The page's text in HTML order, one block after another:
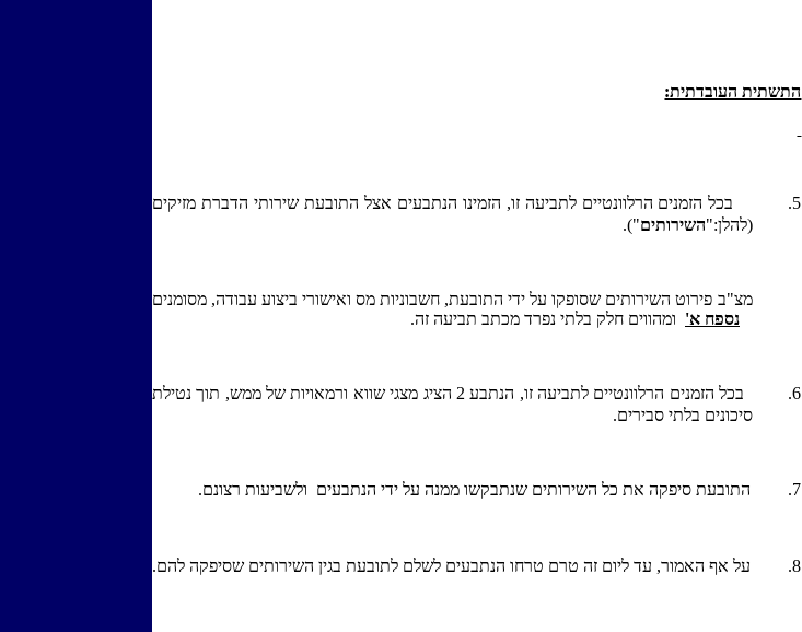
התשתית העובדתית:
5.
בכל הזמנים הרלוונטיים לתביעה זו, הזמינו הנתבעים אצל התובעת שירותי הדברת מזיקים
(להלן:"השירותים").
מצ"ב פירוט השירותים שסופקו על ידי התובעת, חשבוניות מס ואישורי ביצוע עבודה, מסומנים
נספח א' ומהווים חלק בלתי נפרד מכתב תביעה זה.
6.
בכל הזמנים הרלוונטיים לתביעה זו, הנתבע 2 הציג מצגי שווא ורמאויות של ממש, תוך נטילת
סיכונים בלתי סבירים.
7. התובעת סיפקה את כל השירותים שנתבקשו ממנה על ידי הנתבעים ולשביעות רצונם.
8. על אף האמור, עד ליום זה טרם טרחו הנתבעים לשלם לתובעת בגין השירותים שסיפקה להם.